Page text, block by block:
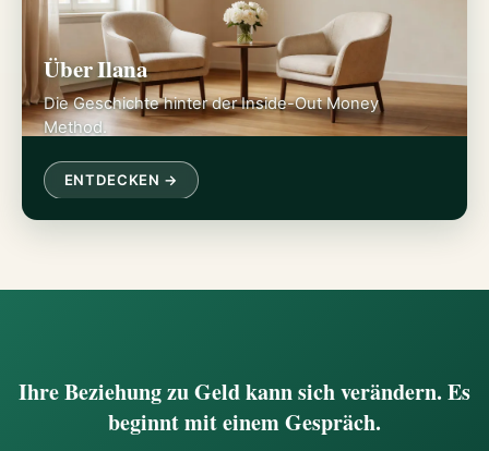
Über Ilana
Die Geschichte hinter der Inside-Out Money
Method.
ENTDECKEN →
Ihre Beziehung zu Geld kann sich verändern. Es
beginnt mit einem Gespräch.